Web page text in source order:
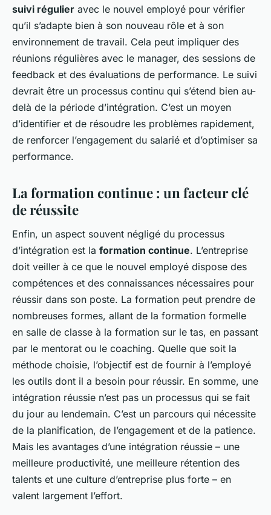
suivi régulier avec le nouvel employé pour vérifier
qu’il s’adapte bien à son nouveau rôle et à son
environnement de travail. Cela peut impliquer des
réunions régulières avec le manager, des sessions de
feedback et des évaluations de performance. Le suivi
devrait être un processus continu qui s’étend bien au-
delà de la période d’intégration. C’est un moyen
d’identifier et de résoudre les problèmes rapidement,
de renforcer l’engagement du salarié et d’optimiser sa
performance.
La formation continue : un facteur clé
de réussite
Enfin, un aspect souvent négligé du processus
d’intégration est la formation continue. L’entreprise
doit veiller à ce que le nouvel employé dispose des
compétences et des connaissances nécessaires pour
réussir dans son poste. La formation peut prendre de
nombreuses formes, allant de la formation formelle
en salle de classe à la formation sur le tas, en passant
par le mentorat ou le coaching. Quelle que soit la
méthode choisie, l’objectif est de fournir à l’employé
les outils dont il a besoin pour réussir. En somme, une
intégration réussie n’est pas un processus qui se fait
du jour au lendemain. C’est un parcours qui nécessite
de la planification, de l’engagement et de la patience.
Mais les avantages d’une intégration réussie – une
meilleure productivité, une meilleure rétention des
talents et une culture d’entreprise plus forte – en
valent largement l’effort.